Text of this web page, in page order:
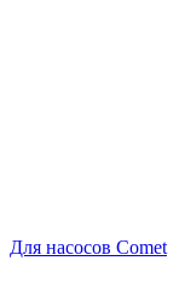
Для насосов Comet